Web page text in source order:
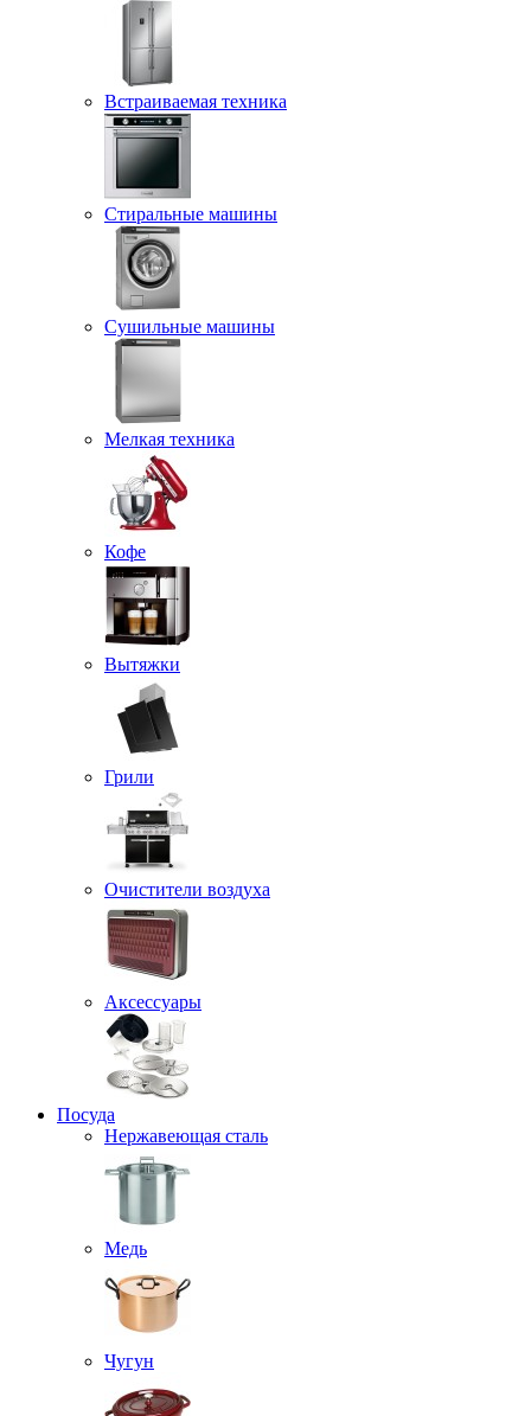
Встраиваемая техника
Стиральные машины
Сушильные машины
Мелкая техника
Кофе
Вытяжки
Грили
Очистители воздуха
Аксессуары
Посуда
Нержавеющая сталь
Медь
Чугун